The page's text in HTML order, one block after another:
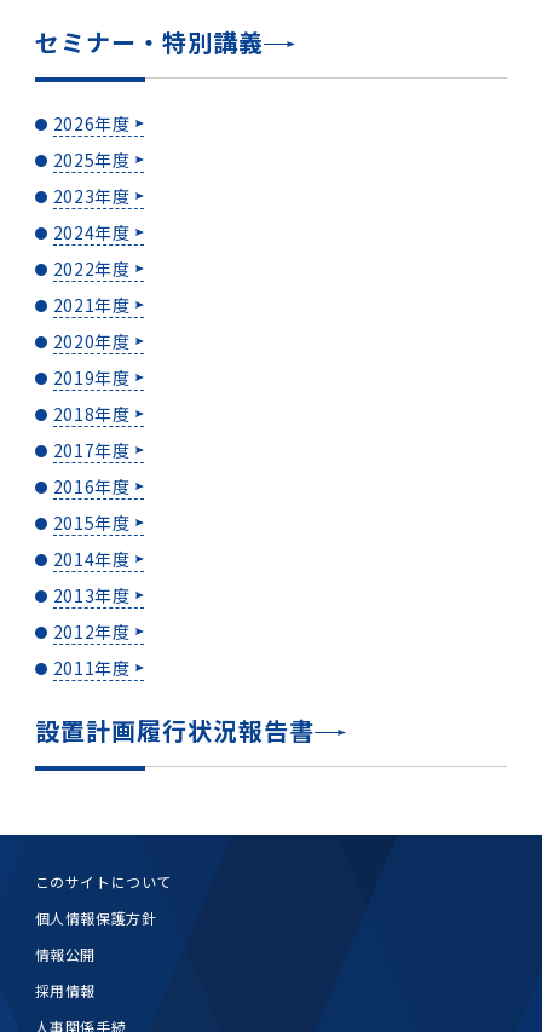
セミナー・特別講義
2026年度
2025年度
2023年度
2024年度
2022年度
2021年度
2020年度
2019年度
2018年度
2017年度
2016年度
2015年度
2014年度
2013年度
2012年度
2011年度
設置計画履行状況報告書
このサイトについて
個人情報保護方針
情報公開
採用情報
人事関係手続